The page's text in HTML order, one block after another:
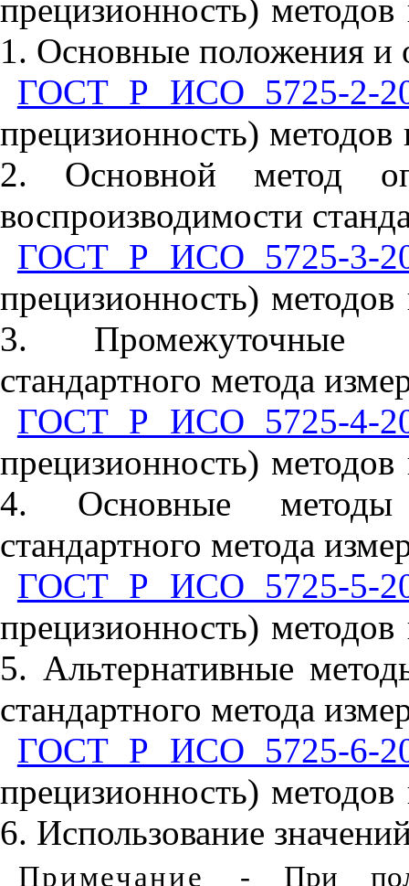
прецизионность) методов
1. Основные положения и
ГОСТ Р ИСО 5725-2-
прецизионность) методов
2. Основной метод
воспроизводимости
ГОСТ Р ИСО 5725-3-
прецизионность) методов
3. Промежуточные
стандартного метода
ГОСТ Р ИСО 5725-4-
прецизионность) методов
4. Основные методы
стандартного метода
ГОСТ Р ИСО 5725-5-
прецизионность) методов
5. Альтернативные
стандартного метода
ГОСТ Р ИСО 5725-6-
прецизионность) методов
6. Использование
Примечание - При